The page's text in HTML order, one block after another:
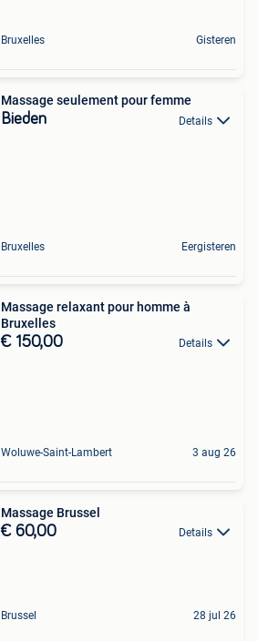
Bruxelles Gisteren
Massage seulement pour femme
Bieden Details
Bruxelles Eergisteren
Massage relaxant pour homme à
Bruxelles
€ 150,00 Details
Woluwe-Saint-Lambert 3 aug 26
Massage Brussel
€ 60,00 Details
Brussel 28 jul 26